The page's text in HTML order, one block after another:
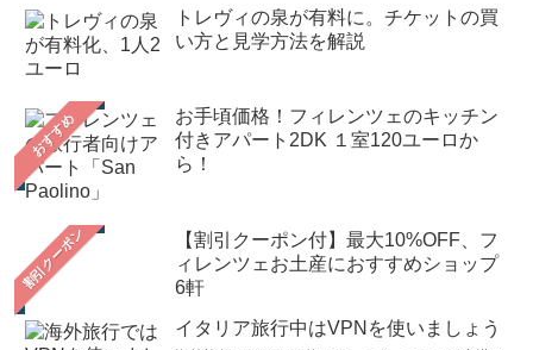
トレヴィの泉が有料に。チケットの買
い方と見学方法を解説
おすすめ
お手頃価格！フィレンツェのキッチン
付きアパート2DK １室120ユーロか
ら！
【割引クーポン付】最大10%OFF、フ
ィレンツェお土産におすすめショップ
6軒
イタリア旅行中はVPNを使いましょう